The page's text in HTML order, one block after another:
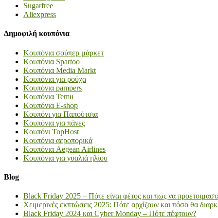
Sugarfree
Aliexpress
Δημοφιλή κουπόνια
Κουπόνια σούπερ μάρκετ
Κουπόνια Spartoo
Κουπόνια Media Markt
Κουπόνια για ρούχα
Κουπόνια pampers
Κουπόνια Temu
Κουπόνια E-shop
Κουπόνι για Παπούτσια
Κουπόνια για πάνες
Κουπόνι TopHost
Κουπόνια αεροπορικά
Κουπόνια Aegean Airlines
Κουπόνια για γυαλιά ηλίου
Blog
Black Friday 2025 – Πότε είναι φέτος και πως να
Χειμερινές εκπτώσεις 2025: Πότε αρχίζουν και πόσο θα
Black Friday 2024 και Cyber Monday – Πότε πέφτουν?